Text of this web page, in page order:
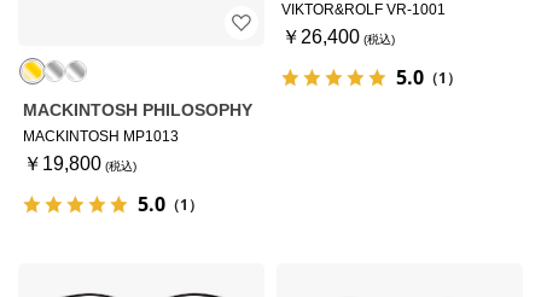
MACKINTOSH PHILOSOPHY
MACKINTOSH MP1013
￥19,800
5.0 （1）
VIKTOR&ROLF VR-1001
￥26,400
5.0 （1）